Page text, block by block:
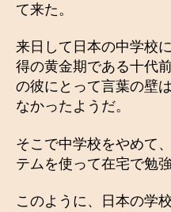
て来た。
来日して日本の中学校
得の黄金期である十代
の彼にとって言葉の壁
なかったようだ。
そこで中学校をやめて
テムを使って在宅で勉
このように、日本の学